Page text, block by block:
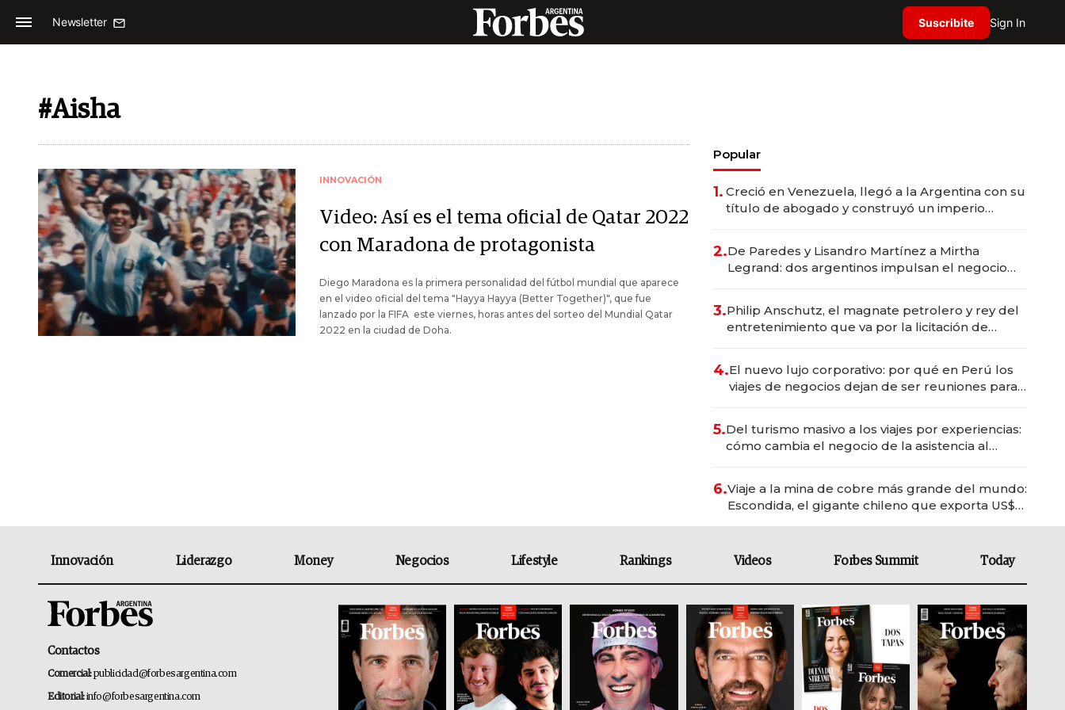
Newsletter Suscribite Sign In
#Aisha
INNOVACIÓN
Video: Así es el tema oficial de Qatar 2022
con Maradona de protagonista
Diego Maradona es la primera personalidad del fútbol mundial que aparece
en el video oficial del tema "Hayya Hayya (Better Together)", que fue
lanzado por la FIFA este viernes, horas antes del sorteo del Mundial Qatar
2022 en la ciudad de Doha.
Popular
1. Creció en Venezuela, llegó a la Argentina con su
título de abogado y construyó un imperio
2.De Paredes y Lisandro Martínez a Mirtha
Legrand: dos argentinos impulsan el negocio
3.Philip Anschutz, el magnate petrolero y rey del
entretenimiento que va por la licitación de
4.El nuevo lujo corporativo: por qué en Perú los
viajes de negocios dejan de ser reuniones para
5.Del turismo masivo a los viajes por experiencias:
cómo cambia el negocio de la asistencia al
6.Viaje a la mina de cobre más grande del mundo:
Escondida, el gigante chileno que exporta US$
Innovación Liderazgo Money Negocios Lifestyle Rankings Videos Forbes Summit Today
Contactos
Comercial:publicidad@forbesargentina.com
Editorial:info@forbesargentina.com